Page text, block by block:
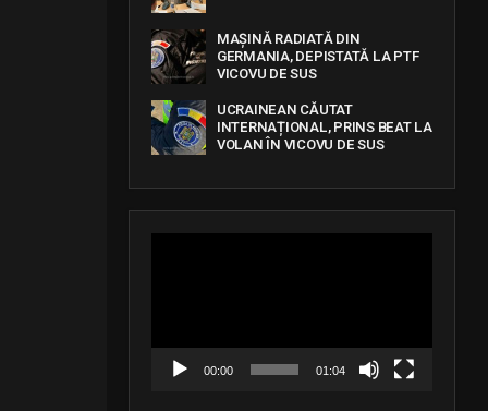
MAȘINĂ RADIATĂ DIN
GERMANIA, DEPISTATĂ LA PTF
VICOVU DE SUS
UCRAINEAN CĂUTAT
INTERNAȚIONAL, PRINS BEAT LA
VOLAN ÎN VICOVU DE SUS
V
l
00:00 01:04